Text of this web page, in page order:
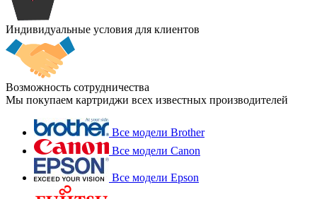
Индивидуальные условия для клиентов
Возможность сотрудничества
Мы покупаем картриджи всех известных производителей
Все модели Brother
Все модели Canon
Все модели Epson